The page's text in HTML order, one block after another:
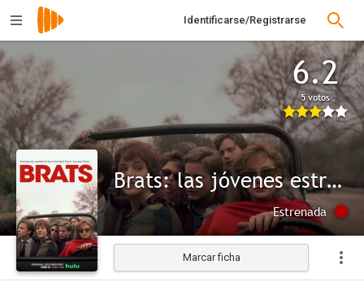
Identificarse/Registrarse
6.2
5 votos
Brats: las jóvenes estrellas de los 80
Estrenada
Marcar ficha